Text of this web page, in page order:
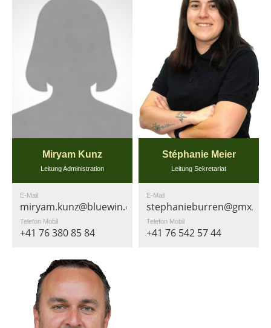
Miryam Kunz
Leitung Administration
E-Mail
miryam.kunz@bluewin.ch
Telefon Mobil
+41 76 380 85 84
Stéphanie Meier
Leitung Sekretariat
E-Mail
stephanieburren@gmx.ch
Telefon Mobil
+41 76 542 57 44